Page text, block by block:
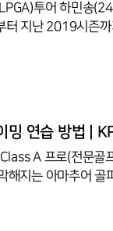
투어 하민송
없지만 안정적으
을 뽐내는 장타자다
밍 연습 방법 |
A 프로(전문골
해지는 아마추어 골
심기현 프로는 “연습장 사각